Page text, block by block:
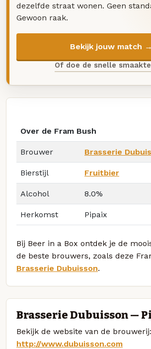
dezelfde straat wonen. Geen
Gewoon raak.
Bekijk jouw match →
Of doe de snelle
Over de Fram Bush
Brouwer Brasserie
Bierstijl Fruitbier
Alcohol 8.0%
Herkomst Pipaix
Bij Beer in a Box ontdek je de
de beste brouwers, zoals deze
Brasserie Dubuisson.
Brasserie Dubuisson —
Bekijk de website van de brouwerij:
http://www.dubuisson.com